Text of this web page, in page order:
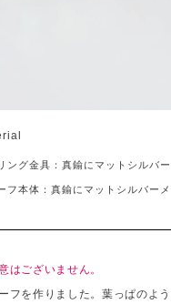
ング金具：真鍮にマットシルバ
フ本体：真鍮にマットシルバー
はございません。
フを作りました。葉っぱのよ